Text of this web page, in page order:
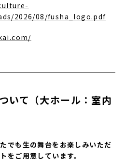
2026/08/fusha_logo.pdf
いて（大ホール：室内
でも生の舞台をお楽しみいただ
をご用意して い ます。